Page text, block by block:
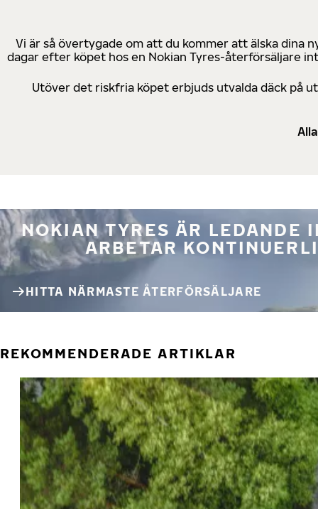
Vi är så övertygade om att du kommer att älska dina
dagar efter köpet hos en Nokian Tyres-återförsäljare
Utöver det riskfria köpet erbjuds utvalda däck på
NOKIAN TYRES ÄR LEDANDE
ARBETAR
HITTA NÄRMASTE ÅTERFÖRSÄLJARE
REKOMMENDERADE ARTIKLAR